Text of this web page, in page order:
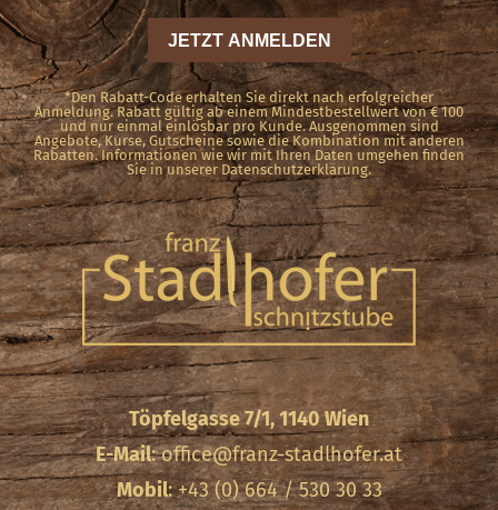
*Den Rabatt-Code erhalten Sie direkt nach erfolgreicher
Anmeldung. Rabatt gültig ab einem Mindestbestellwert von € 100
und nur einmal einlösbar pro Kunde. Ausgenommen sind
Angebote, Kurse, Gutscheine sowie die Kombination mit anderen
Rabatten. Informationen wie wir mit Ihren Daten umgehen finden
Sie in unserer Datenschutzerklärung.
Töpfelgasse 7/1, 1140 Wien
E-Mail:office@franz-stadlhofer.at
Mobil: +43 (0) 664 / 530 30 33